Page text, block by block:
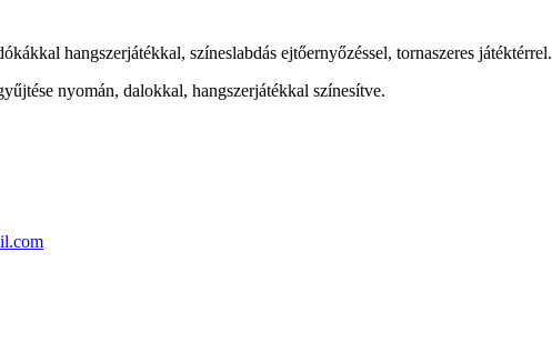
hangszerjátékkal, színeslabdás ejtőernyőzéssel, tornaszeres játéktérrel.
nyomán, dalokkal, hangszerjátékkal színesítve.